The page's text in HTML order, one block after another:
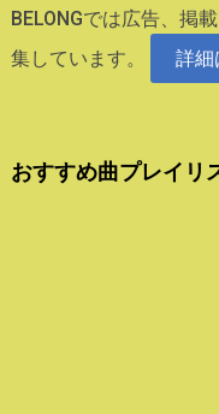
BELONGでは広告、掲
集しています。
詳細
おすすめ曲プレイリ